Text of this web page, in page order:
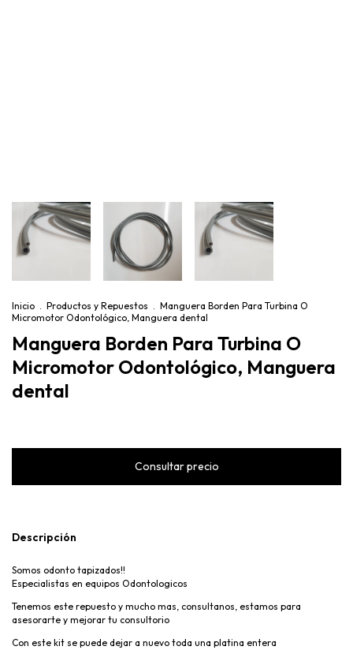
Inicio . Productos y Repuestos . Manguera Borden Para Turbina O
Micromotor Odontológico, Manguera dental
Manguera Borden Para Turbina O
Micromotor Odontológico, Manguera
dental
Descripción
Somos odonto tapizados!!
Especialistas en equipos Odontologicos
Tenemos este repuesto y mucho mas, consultanos, estamos para
asesorarte y mejorar tu consultorio
Con este kit se puede dejar a nuevo toda una platina entera